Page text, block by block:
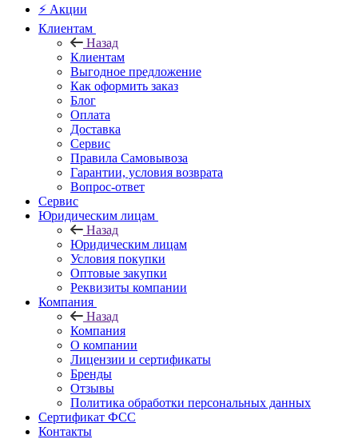
⚡ Акции
Клиентам
Назад
Клиентам
Выгодное предложение
Как оформить заказ
Блог
Оплата
Доставка
Сервис
Правила Самовывоза
Гарантии, условия возврата
Вопрос-ответ
Сервис
Юридическим лицам
Назад
Юридическим лицам
Условия покупки
Оптовые закупки
Реквизиты компании
Компания
Назад
Компания
О компании
Лицензии и сертификаты
Бренды
Отзывы
Политика обработки персональных данных
Сертификат ФСС
Контакты